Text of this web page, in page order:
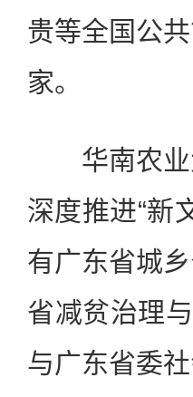
贵等全国公
家。
华南农业
深度推进“新
有广东省城
省减贫治理
与广东省委